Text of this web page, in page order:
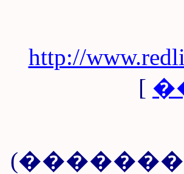
http://
[